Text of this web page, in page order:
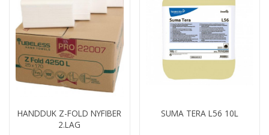
HANDDUK Z-FOLD NYFIBER
2.LAG
SUMA TERA L56 10L